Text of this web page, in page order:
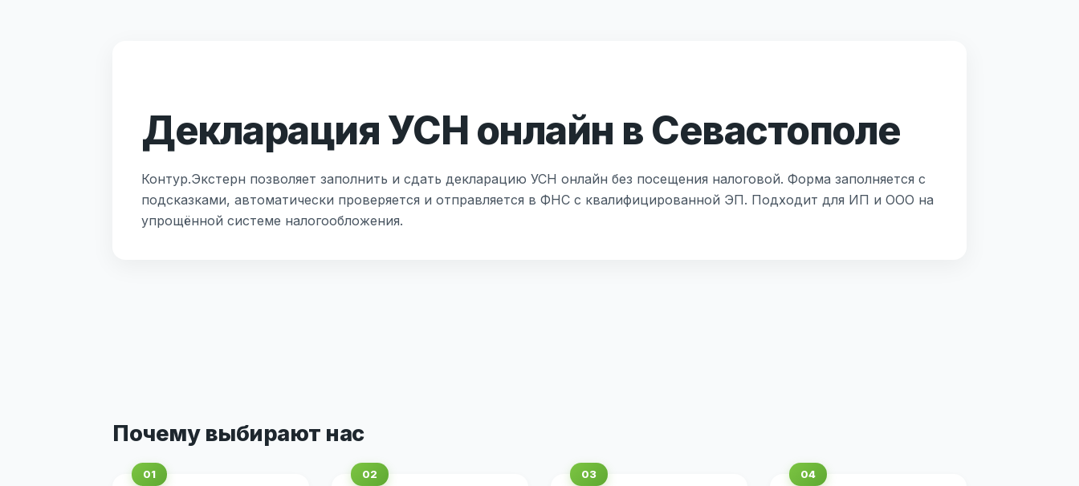
Декларация УСН онлайн в Севастополе
Контур.Экстерн позволяет заполнить и сдать декларацию УСН онлайн без посещения налоговой. Форма заполняется с
подсказками, автоматически проверяется и отправляется в ФНС с квалифицированной ЭП. Подходит для ИП и ООО на
упрощённой системе налогообложения.
Почему выбирают нас